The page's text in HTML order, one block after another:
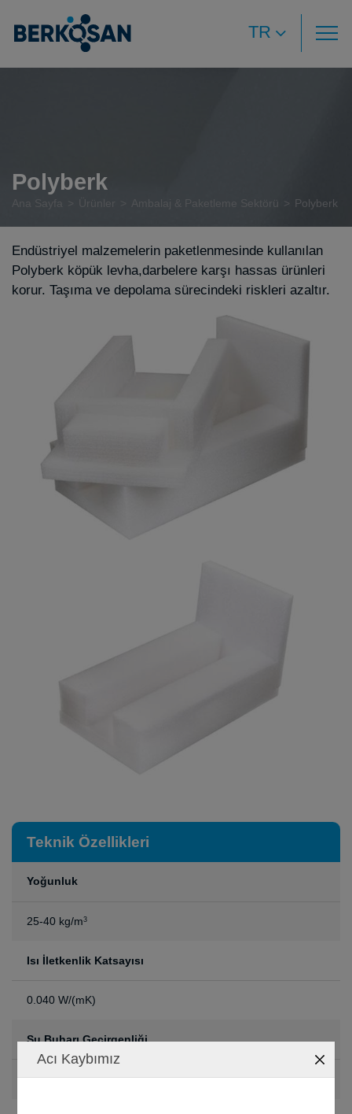
TR
Polyberk
Ürünler Ambalaj & Paketleme Sektörü Polyberk
Endüstriyel malzemelerin paketlenmesinde kullanılan
Polyberk köpük levha,darbelere karşı hassas ürünleri
korur. Taşıma ve depolama sürecindeki riskleri azaltır.
Teknik Özellikleri
Yoğunluk
25-40 kg/m3
Isı İletkenlik Katsayısı
0.040 W/(mK)
Su Buharı Geçirgenliği
5000 m £
Acı Kaybımız